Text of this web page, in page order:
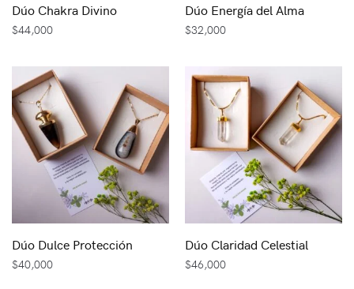
Dúo Chakra Divino
$44,000
Dúo Energía del Alma
$32,000
Dúo Dulce Protección
$40,000
Dúo Claridad Celestial
$46,000